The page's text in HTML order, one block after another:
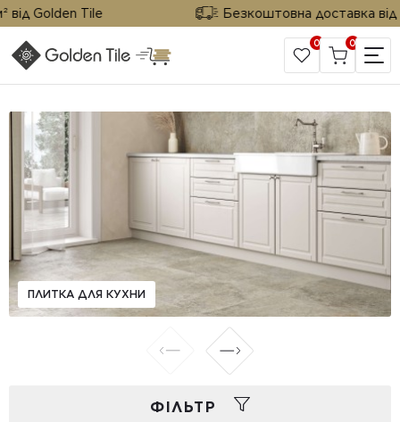
Golden Tile Безкоштовна доставка від
САЙТ КОМПАНИИ
0 0
ПЛИТКА ДЛЯ КУХНИ
ФIЛЬТР